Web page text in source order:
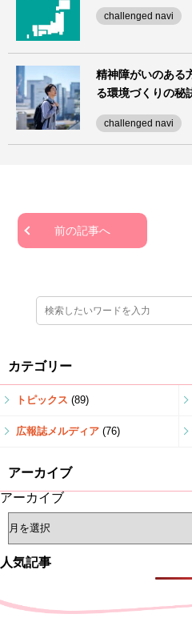
challenged navi
精神障がいのある
る環境づくりの秘
challenged navi
前の記事へ
カテゴリー
トピックス (89)
広報誌メルディア (76)
アーカイブ
アーカイブ
人気記事